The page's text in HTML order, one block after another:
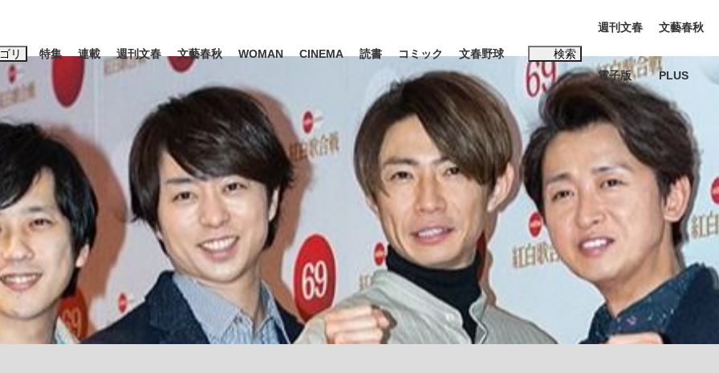
リ
エンタメ ライフ ビジネス インタビュー 読書
明かした日本代表監督に... 「最悪の空気のまま解散」WBC日本代表“敗戦”の真実 選手が明かす...
特集
観る将棋、読む将棋
連載 週刊文春 文藝春秋 WOMAN CINEMA 読書 コミック 文春野球 検索
キーワード入力
ワードタグ一覧
凌輝 #高市早苗 #後藤真希 #森岡毅 #城彰二 #内田有紀
#松田聖子
亀和田武
週刊文春
電子版
文藝春秋
PLUS